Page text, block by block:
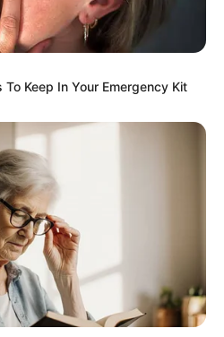
Keep In Your Emergency Kit